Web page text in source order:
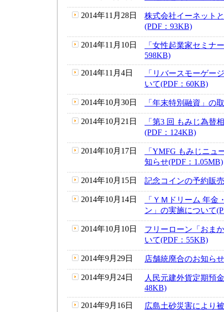
2014年11月28日
株式会社イーネット
(PDF：93KB)
2014年11月10日
「女性起業家セミナ
598KB)
2014年11月4日
「リバースモーゲー
いて(PDF：60KB)
2014年10月30日 「年末特別融資」の
2014年10月21日
「第3 回 もみじ為替
(PDF：124KB)
2014年10月17日
「YMFG もみじニュ
知らせ(PDF：1.05MB)
2014年10月15日 記念コインの予約販
2014年10月14日
「ＹＭドリーム 年
ン」の実施について
2014年10月10日
フリーローン「おま
いて(PDF：55KB)
2014年9月29日 店舗統廃合のお知ら
2014年9月24日
人民元建外貨定期預
48KB)
2014年9月16日 広島土砂災害により